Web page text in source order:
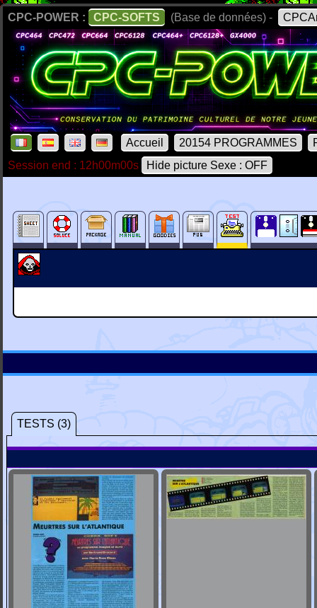
CPC-POWER : CPC-SOFTS (Base de données) -
Accueil 20154 PROGRAMMES
Session end : 12h00m00s
Hide picture Sexe : OFF
TESTS (3)